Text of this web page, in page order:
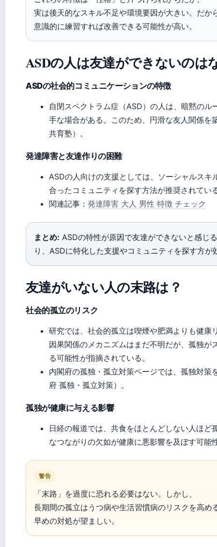
実は後天的なスキル不足や環境要因が大きい。だか
意識的に練習すれば改善できる可能性が高い。
ASDの人は友達ができないのは
ASDの社会的コミュニケーションの特徴
自閉スペクトラム症（ASD）の人は、暗黙の
手な場合がある。このため、円滑な友人関係を
共育塾）。
発達障害と友達作りの困難
ASDの人向けの支援としては、ソーシャルスキ
合ったコミュニティを探す方法が推奨されてい
関連記事： 発達障害 大人 男性 特徴 チェック
まとめ: ASDの特性が原因で友達ができないと感じ
り、ASDに特化した支援やコミュニティを探す方が
友達がいない人の末路は？
社会的孤立のリスク
研究では、社会的孤立は喫煙や肥満よりも健康
因果関係のメカニズムはまだ不明だが、孤独
る可能性が指摘されている。
内閣府の孤独・孤立対策ページでは、孤独対
府 孤独・孤立対策）。
孤独が健康に与える影響
日経の報道では、共食をほとんどしない人ほ
なつながりの欠如が健康に悪影響を及ぼす可能
警告
「末路」を過度に恐れる必要はない。しかし、
長期間の孤立はうつ病や生活習慣病のリスクを高め
早めの対処が望ましい。